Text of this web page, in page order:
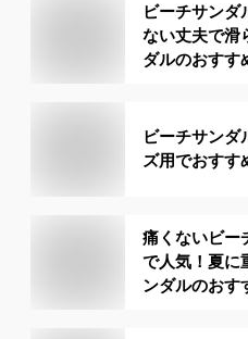
ビーチサンダ
ない丈夫で滑
ダルのおすす
ビーチサンダ
ズ用でおすす
痛くないビー
で人気！夏に
ンダルのおす